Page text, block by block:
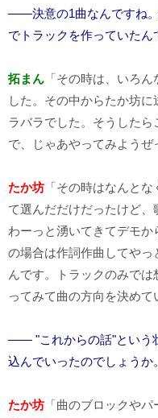
――決意の1曲なんですね
でトラックを作っていたん
拓まん 「その時は、いろ
した。その中からたか坊
ラバラでした。そうした
で、じゃあやってみようぜ
たか坊 「その時はなんと
て選んだだけだったけど
わーっと湧いてきてデモ
の場合は作詞作曲してや
んです。トラックのみで
ってみて曲の方向を決めて
―― "これからの話"という
込んでいったのでしょうか。
たか坊 「曲のブロックや